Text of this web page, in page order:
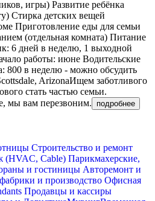
игры) Развитие ребёнка
Стирка детских вещей
Приготовление еды для семьи
(отдельная комната) Питание
6 дней в неделю, 1 выходной
работы: июне Водительские
800 в неделю - можно обсудить
ArizonaИщем заботливого
стать частью семьи.
мы вам перезвоним.
подробнее
Строительство и ремонт
(HVAC, Cable) Парикмахерские,
и гостиницы Авторемонт и
и производство Офисная
Продавцы и кассиры